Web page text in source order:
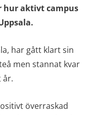
hur aktivt campus
har gått klart sin
men stannat kvar
år.
överraskad